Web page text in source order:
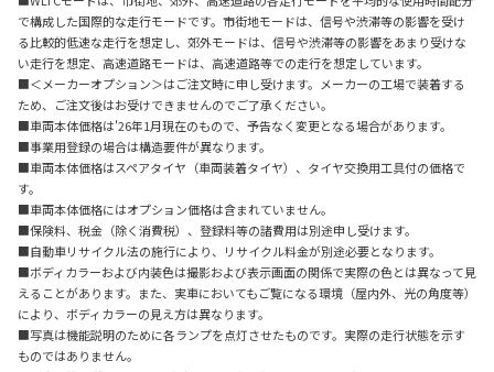
で構成した国際的な走行モードです。市街地モードは、信号や渋滞等の影響を受け
る比較的低速な走行を想定し、郊外モードは、信号や渋滞等の影響をあまり受けな
い走行を想定、高速道路モードは、高速道路等での走行を想定しています。
■＜メーカーオプション＞はご注文時に申し受けます。メーカーの工場で装着する
ため、ご注文後はお受けできませんのでご了承ください。
■車両本体価格は'26年1月現在のもので、予告なく変更となる場合があります。
■事業用登録の場合は構造要件が異なります。
■車両本体価格はスペアタイヤ（車両装着タイヤ）、タイヤ交換用工具付の価格で
す。
■車両本体価格にはオプション価格は含まれていません。
■保険料、税金（除く消費税）、登録料等の諸費用は別途申し受けます。
■自動車リサイクル法の施行により、リサイクル料金が別途必要となります。
■ボディカラーおよび内装色は撮影および表示画面の関係で実際の色とは異なって見
えることがあります。また、実車においてもご覧になる環境（屋内外、光の角度等）
により、ボディカラーの見え方は異なります。
■写真は機能説明のために各ランプを点灯させたものです。実際の走行状態を示す
ものではありません。